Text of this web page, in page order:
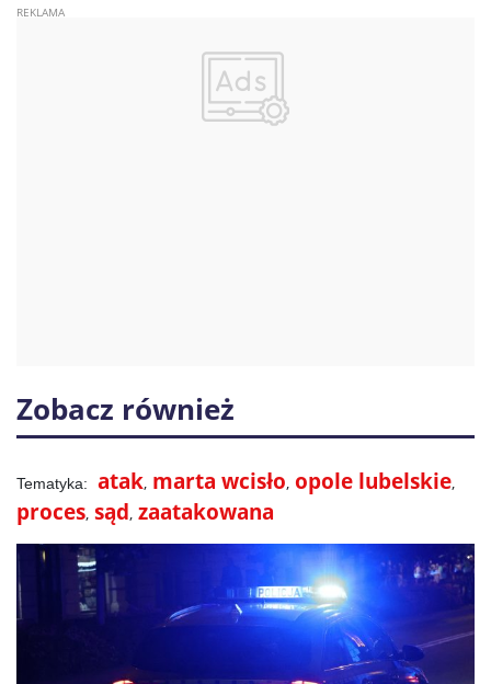
Zobacz również
atak marta wcisło opole lubelskie
proces sąd zaatakowana